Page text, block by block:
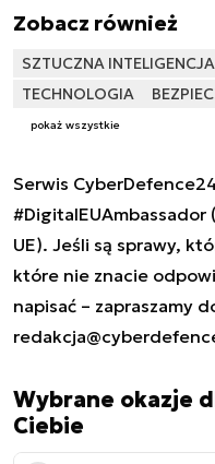
Zobacz również
SZTUCZNA INTELIGENCJA
TECHNOLOGIA
pokaż wszystkie
Serwis
UE). Jeśli są sprawy,
które nie znacie
napisać – zapraszamy
Wybrane okazje
Ciebie